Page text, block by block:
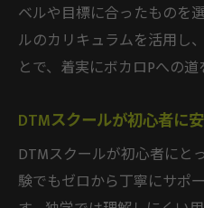
ボカロPを目指す
プ
DTMスクールが教
ボカロ曲制作に
内容
機材選びから始める
ベルや目標に合ったものを
ルのカリキュラムを活用し
とで、着実にボカロPへの道
DTMスクールが初心者に
DTMスクールが初心者にと
験でもゼロから丁寧にサポ